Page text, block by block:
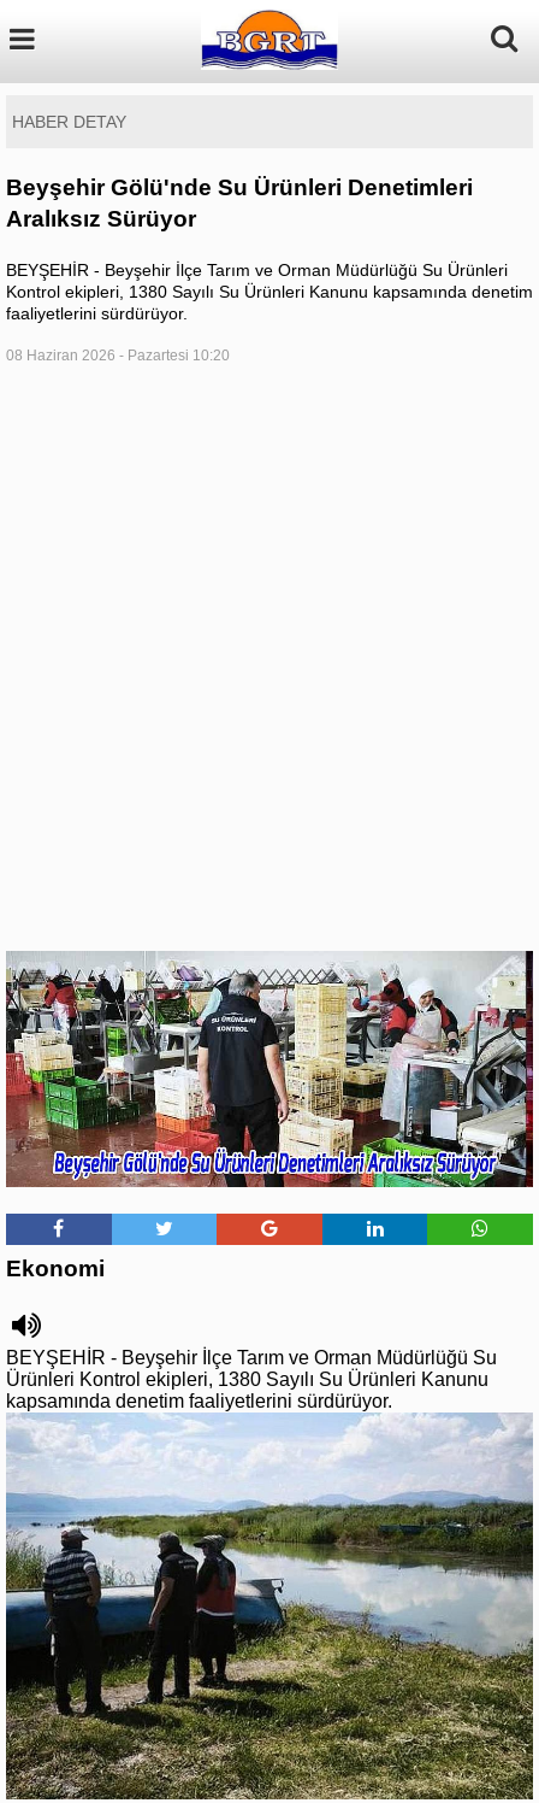
HABER DETAY
Beyşehir Gölü'nde Su Ürünleri Denetimleri
Aralıksız Sürüyor
BEYŞEHİR - Beyşehir İlçe Tarım ve Orman Müdürlüğü Su Ürünleri
Kontrol ekipleri, 1380 Sayılı Su Ürünleri Kanunu kapsamında denetim
faaliyetlerini sürdürüyor.
08 Haziran 2026 - Pazartesi 10:20
Ekonomi
BEYŞEHİR - Beyşehir İlçe Tarım ve Orman Müdürlüğü Su
Ürünleri Kontrol ekipleri, 1380 Sayılı Su Ürünleri Kanunu
kapsamında denetim faaliyetlerini sürdürüyor.